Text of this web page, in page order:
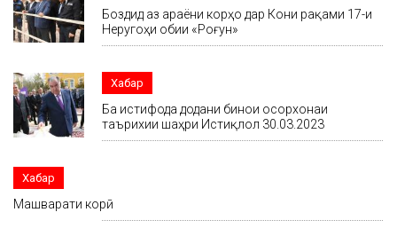
Боздид аз ҷараёни корҳо дар Кони рақами 17-и
Неругоҳи обии «Роғун»
Хабар
Ба истифода додани бинои осорхонаи
таърихии шаҳри Истиқлол 30.03.2023
Хабар
Машварати корӣ